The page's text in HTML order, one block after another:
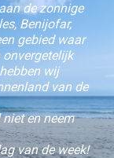
de zonnige
Benijofar,
gebied waar
onvergetelijk
wij
van de
en neem
van de week!